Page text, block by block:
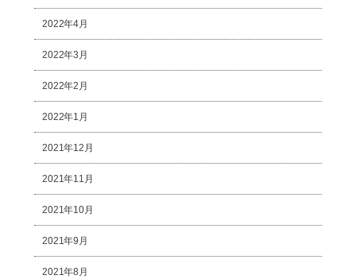
2022年4月
2022年3月
2022年2月
2022年1月
2021年12月
2021年11月
2021年10月
2021年9月
2021年8月